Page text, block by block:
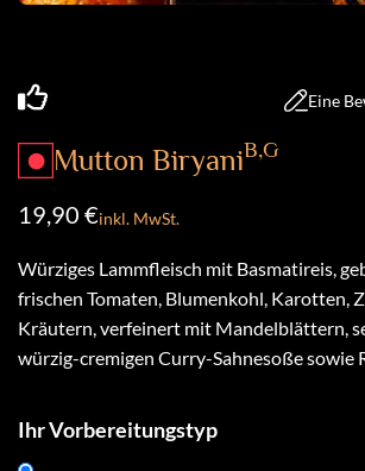
Eine
Mutton BiryaniB,G
19,90 €inkl. MwSt.
Würziges Lammfleisch mit Basmatireis,
frischen Tomaten, Blumenkohl, Karotten,
Kräutern, verfeinert mit Mandelblättern,
würzig-cremigen Curry-Sahnesoße sowie
Ihr Vorbereitungstyp